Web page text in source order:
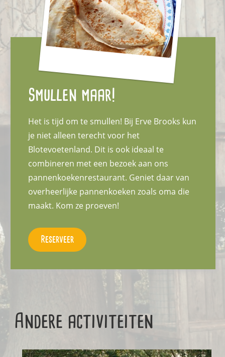
Smullen maar!
Het is tijd om te smullen! Bij Erve Brooks kun
je niet alleen terecht voor het
Blotevoetenland. Dit is ook ideaal te
combineren met een bezoek aan ons
pannenkoekenrestaurant. Geniet daar van
overheerlijke pannenkoeken zoals oma die
maakt. Kom ze proeven!
Reserveer
Andere activiteiten